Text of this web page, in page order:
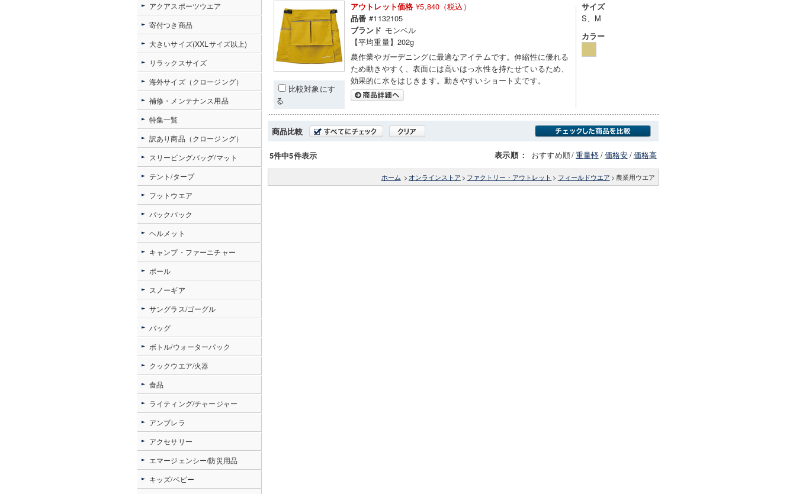
比較対象にす
る
アウトレット価格 ¥5,840（税込）
品番 #1132105
ブランド モンベル
【平均重量】202g
農作業やガーデニングに最適なアイテムです。伸縮性に優れる
ため動きやすく、表面には高いはっ水性を持たせているため、
効果的に水をはじきます。動きやすいショート丈です。
サイズ
S、M
カラー
商品比較
5件中5件表示 表示順 ： おすすめ順/重量軽/価格安/価格高
ホーム > オンラインストア > ファクトリー・アウトレット > フィールドウエア > 農業用ウエア
アクアスポーツウエア
寄付つき商品
大きいサイズ(XXLサイズ以上)
リラックスサイズ
海外サイズ（クロージング）
補修・メンテナンス用品
特集一覧
訳あり商品（クロージング）
スリーピングバッグ/マット
テント/タープ
フットウエア
バックパック
ヘルメット
キャンプ・ファーニチャー
ポール
スノーギア
サングラス/ゴーグル
バッグ
ボトル/ウォーターパック
クックウエア/火器
食品
ライティング/チャージャー
アンブレラ
アクセサリー
エマージェンシー/防災用品
キッズ/ベビー